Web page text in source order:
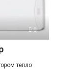
0
тепло